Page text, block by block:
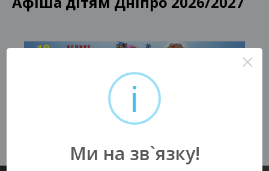
у Вашому місті :(
i
Ми на зв`язку!
×